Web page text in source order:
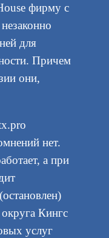
фирму с
для
Причем
они,
нет.
а при
Кингс
услуг